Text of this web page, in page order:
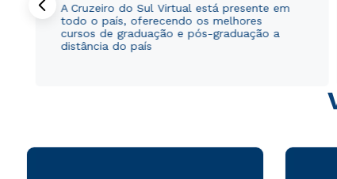
A Cruzeiro do Sul Virtual está presente em
todo o país, oferecendo os melhores
cursos de graduação e pós-graduação a
distância do país